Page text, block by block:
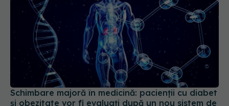
Schimbare majoră în medicină: pacienții cu diabet
și obezitate vor fi evaluați după un nou sistem de
risc